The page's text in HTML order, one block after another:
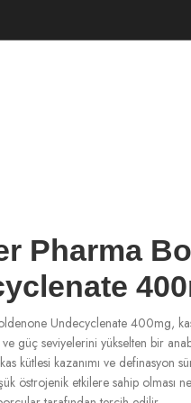
Pharma
Undecyclenate 400mg,
ve güç seviyelerini yükselten bir
kütlesi kazanımı ve definasyon
östrojenik etkilere sahip olması